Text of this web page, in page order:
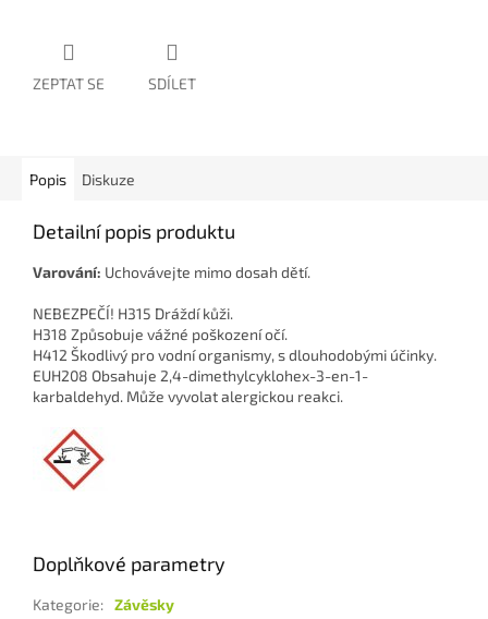
ZEPTAT SE SDÍLET
Popis Diskuze
Detailní popis produktu
Varování: Uchovávejte mimo dosah dětí.
NEBEZPEČÍ! H315 Dráždí kůži.
H318 Způsobuje vážné poškození očí.
H412 Škodlivý pro vodní organismy, s dlouhodobými účinky.
EUH208 Obsahuje 2,4-dimethylcyklohex-3-en-1-
karbaldehyd. Může vyvolat alergickou reakci.
Doplňkové parametry
Kategorie: Závěsky